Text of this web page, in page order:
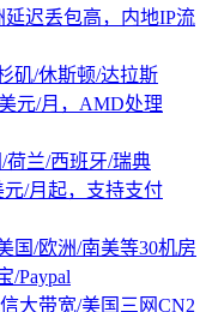
迟丢包高，内地IP流
矶/休斯顿/达拉斯
元/月，AMD处理
荷兰/西班牙/瑞典
元/月起，支持支付
国/欧洲/南美等30机房
/Paypal
大带宽/美国三网CN2